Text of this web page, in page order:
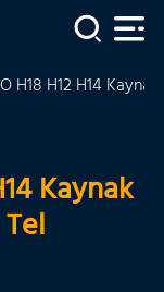
H18 H12 H14
Kaynak